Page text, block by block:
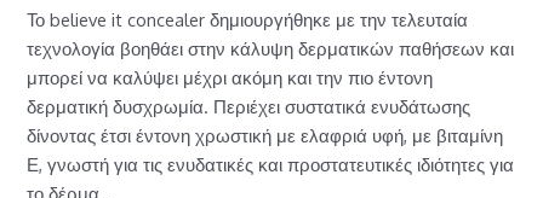
Το believe it concealer δημιουργήθηκε με την τελευταία
τεχνολογία βοηθάει στην κάλυψη δερματικών παθήσεων και
μπορεί να καλύψει μέχρι ακόμη και την πιο έντονη
δερματική δυσχρωμία. Περιέχει συστατικά ενυδάτωσης
δίνοντας έτσι έντονη χρωστική με ελαφριά υφή, με βιταμίνη
Ε, γνωστή για τις ενυδατικές και προστατευτικές ιδιότητες για
το δέρμα .